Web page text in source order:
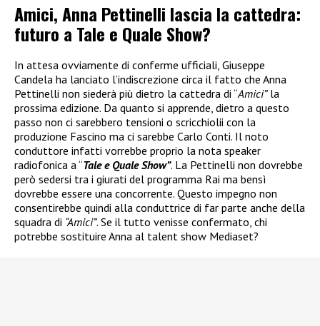
Amici, Anna Pettinelli lascia la cattedra:
futuro a Tale e Quale Show?
In attesa ovviamente di conferme ufficiali, Giuseppe
Candela ha lanciato l’indiscrezione circa il fatto che Anna
Pettinelli non siederà più dietro la cattedra di “Amici”la
prossima edizione. Da quanto si apprende, dietro a questo
passo non ci sarebbero tensioni o scricchiolii con la
produzione Fascino ma ci sarebbe Carlo Conti. Il noto
conduttore infatti vorrebbe proprio la nota speaker
radiofonica a “Tale e Quale Show”. La Pettinelli non dovrebbe
però sedersi tra i giurati del programma Rai ma bensì
dovrebbe essere una concorrente. Questo impegno non
consentirebbe quindi alla conduttrice di far parte anche della
squadra di “Amici”. Se il tutto venisse confermato, chi
potrebbe sostituire Anna al talent show Mediaset?